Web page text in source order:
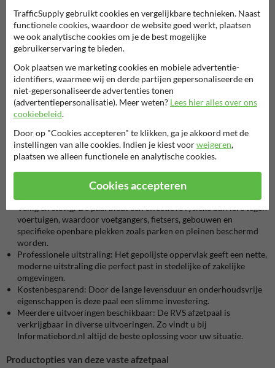
voetgangers en fietsers.
Toepassingen van RVS paaltjes
RVS paaltjes zijn geschikt voor uiteenlopende toepassingen,
waaronder:
Het afbakenen van parkeerplaatsen op bedrijventerreinen;
Veiligheidsvoorzieningen op drukke pleinen en
voetgangersgebieden;
Straatmeubilair om verkeer te weren in stadscentra en openbare
Waarom kiezen voor deze RVS afzetpaal?
Deze RVS paaltjes brengen verschillende voordelen met zich mee:
Duurzaam en onderhoudsvrij:Het materiaal is bestand tegen
weersinvloeden en corrosie. Hierdoor gaan de afzetpaaltjes lang
Veilig en stevig:De paal biedt een effectieve fysieke barrière tegen
voertuigen, waardoor voetgangers, fietsers, gebouwen en
specifieke openbare plekken zoals parken en pleinen beschermd
worden.
Professionele uitstraling: Het gepolijste oppervlak geeft een nette,
moderne uitstraling die perfect past in stedelijke of zakelijke
omgevingen.
Kostenbesparend: Door de lange levensduur en onderhoudsvrije
eigenschappen is deze paal een slimme investering.
Meerdere uitvoeringen beschikbaar: De RVS afzetpaal is
verkrijgbaar in diverse uitvoeringen. Zo vindt u bij
Informatiebord.nl altijd de beste oplossing voor uw situatie.
Productopties van deze vaste afzetpaal
TrafficSupply gebruikt cookies en vergelijkbare technieken. Naast
functionele cookies, waardoor de website goed werkt, plaatsen
we ook analytische cookies om je de best mogelijke
gebruikerservaring te bieden.
Ook plaatsen we marketing cookies en mobiele advertentie-
identifiers, waarmee wij en derde partijen gepersonaliseerde en
niet-gepersonaliseerde advertenties tonen
(advertentiepersonalisatie). Meer weten? Lees hier alles over ons
cookiebeleid.
Door op "Cookies accepteren" te klikken, ga je akkoord met de
instellingen van alle cookies. Indien je kiest voorweigeren,
plaatsen we alleen functionele en analytische cookies.
Cookies accepteren